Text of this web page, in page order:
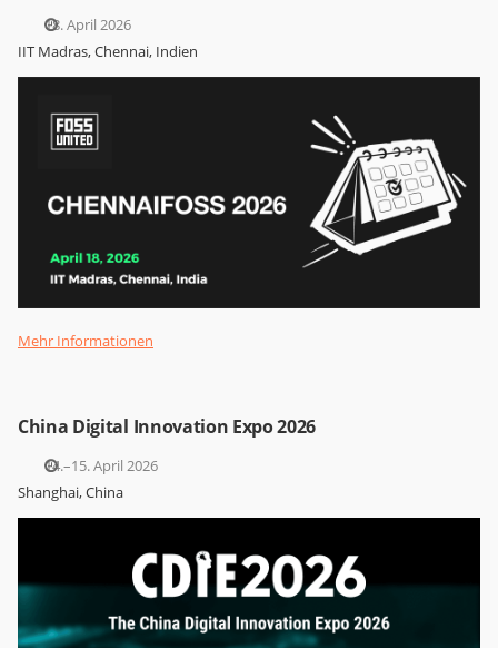
18. April 2026
IIT Madras, Chennai, Indien
Mehr Informationen
China Digital Innovation Expo 2026
14.–15. April 2026
Shanghai, China